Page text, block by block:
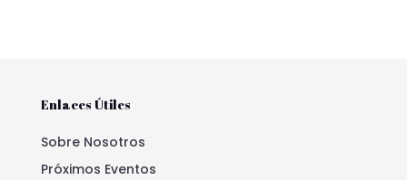
Enlaces Útiles
Sobre Nosotros
Próximos Eventos